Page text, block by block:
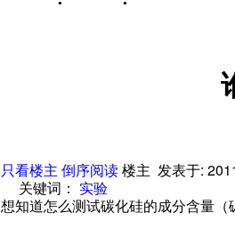
只看楼主 倒序阅读楼主 发表于:
关键词 ： 实验
想知道怎么测试碳化硅的成分含量 （